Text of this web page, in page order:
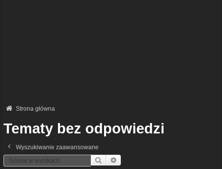
Strona główna
Tematy bez odpowiedzi
Wyszukiwanie zaawansowane
Szukaj